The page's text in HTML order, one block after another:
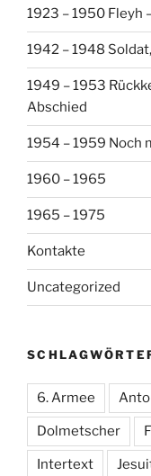
1923 – 1950 Fleyh
1942 – 1948
1949 – 1953
Abschied
1954 – 1959 Noch
1960 – 1965
1965 – 1975
Kontakte
Uncategorized
6. Armee
Dolmetscher
Intertext